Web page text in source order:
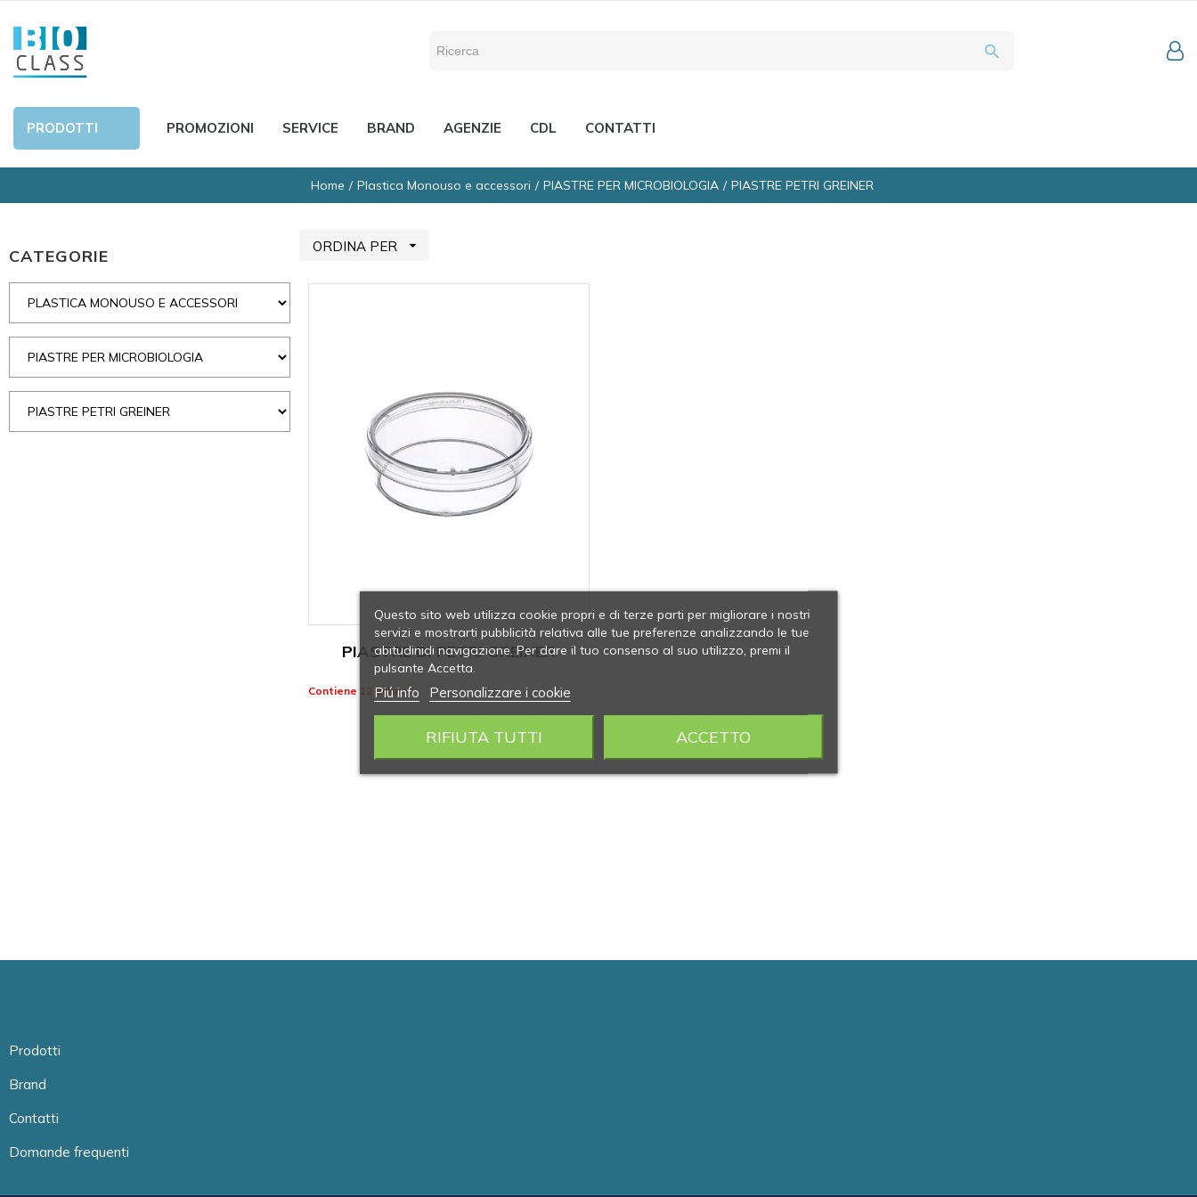
search
PRODOTTI PROMOZIONI SERVICE BRAND AGENZIE CDL CONTATTI
Home Plastica Monouso e accessori PIASTRE PER MICROBIOLOGIA PIASTRE PETRI GREINER
CATEGORIE ORDINA PER 
PIASTRE DI PETRI GREINER
Contiene 12 articoli
Prodotti
Brand
Contatti
Domande frequenti
Questo sito web utilizza cookie propri e di terze parti per migliorare i nostri
servizi e mostrarti pubblicità relativa alle tue preferenze analizzando le tue
abitudinidi navigazione. Per dare il tuo consenso al suo utilizzo, premi il
pulsante Accetta.
Piú info Personalizzare i cookie
RIFIUTA TUTTI ACCETTO